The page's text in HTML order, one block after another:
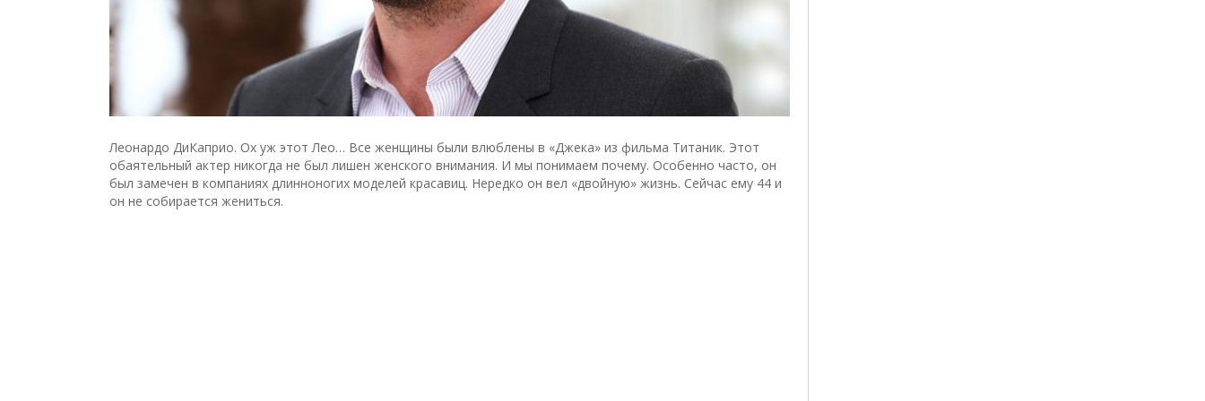
Леонардо ДиКаприо. Ох уж этот Лео… Все женщины были влюблены в «Джека» из фильма Титаник. Этот
обаятельный актер никогда не был лишен женского внимания. И мы понимаем почему. Особенно часто, он
был замечен в компаниях длинноногих моделей красавиц. Нередко он вел «двойную» жизнь. Сейчас ему 44 и
он не собирается жениться.